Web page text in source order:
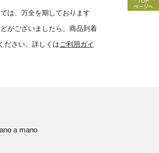
は、万全を期しております
がございましたら、商品到着
ださい。詳しくはご利用ガイ
a mano